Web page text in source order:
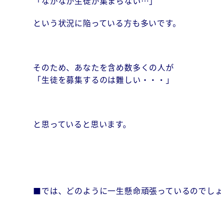
という状況に陥っている方も多いです。
そのため、あなたを含め数多くの人が
「生徒を募集するのは難しい・・・」
と思っていると思います。
■では、どのように一生懸命頑張っているのでし